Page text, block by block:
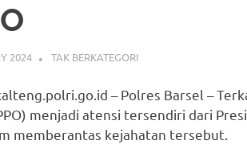
2024 ADMIN_POLRESBARSEL
TAK BERKATEGORI
– Polres Barsel –
menjadi atensi tersendiri dari
memberantas kejahatan tersebut.